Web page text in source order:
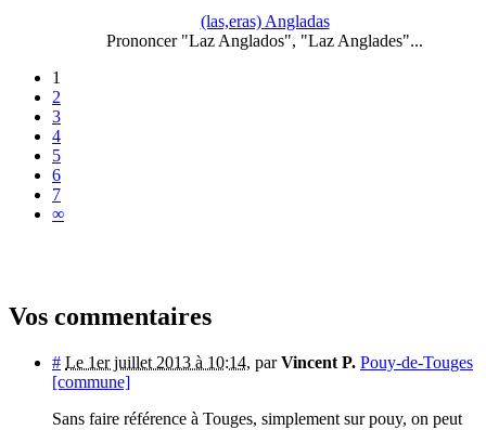
(las,eras) Angladas
Prononcer "Laz Anglados", "Laz Anglades"...
1
2
3
4
5
6
7
∞
Vos commentaires
# Le 1er juillet 2013 à 10:14, parVincent P. Pouy-de-Touges
[commune]
Sans faire référence à Touges, simplement sur pouy, on peut